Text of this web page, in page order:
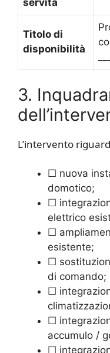
servita
Titolo di
disponibilità
3.
L’intervento
☐ nuova
domotico;
☐
elettrico
☐
esistente;
☐
di comando;
☐
☐
accumulo /
☐